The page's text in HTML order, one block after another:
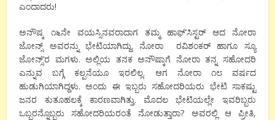
ಎಂದಾದರು!
ಅನೌಷ್ಕ ೧೬ನೇ ವಯಸ್ಸಿನವರಾದಾಗ ತಮ್ಮ ಹಾಫ್’ಸಿಸ್ಟರ್ ಆದ ನೋರಾ
ಜೋನ್ಸ್ ಅವರನ್ನು ಭೇಟಿಯಾಗಿದ್ದು. ನೋರಾ ರವಿಶಂಕರ್ ಹಾಗೂ ಸ್ಯೂ
ಜೋನ್ಸ್’ರ ಮಗಳು. ಅಲ್ಲಿಯ ತನಕ ಅನೌಷ್ಕಾಗೆ ನೋರಾ ತನ್ನ ಸಹೋದರಿ
ಎನ್ನುವ ಬಗ್ಗೆ ಕಲ್ಪನೆಯೂ ಇರಲಿಲ್ಲ. ಆಗ ನೋರಾ ೧೮ ವರ್ಷದ
ಹುಡುಗಿಯಾಗಿದ್ದಳು. ಅಂದು ಈ ಇಬ್ಬರು ಸಹೋದರಿಯರು ಭೇಟಿ ಸಾಕಷ್ಟು
ಜನರ ಕುತೂಹಲಕ್ಕೆ ಕಾರಣವಾಗಿತ್ತು. ಮೊದಲ ಭೇಟಿಯಲ್ಲೇ ಇವರಿಬ್ಬರು
ಒಬ್ಬರನ್ನೊಬ್ಬರು ಸಹೋದರಿಯರಂತೆ ನೋಡುತ್ತಾರಾ? ಅವರಲ್ಲಿ ಆ ಪ್ರೀತಿ,